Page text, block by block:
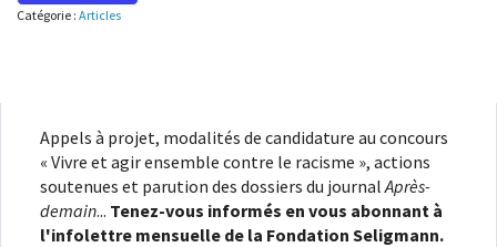
Catégorie : Articles
Appels à projet, modalités de candidature au concours
« Vivre et agir ensemble contre le racisme », actions
soutenues et parution des dossiers du journal Après-
demain... Tenez-vous informés en vous abonnant à
l'infolettre mensuelle de la Fondation Seligmann.